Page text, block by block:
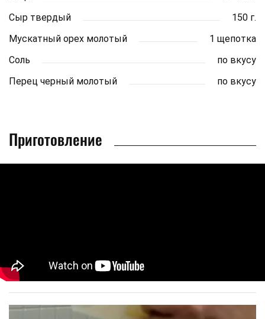
Сыр твердый
150 г.
Мускатный орех молотый
1 щепотка
Соль
по вкусу
Перец черный молотый
по вкусу
Приготовление